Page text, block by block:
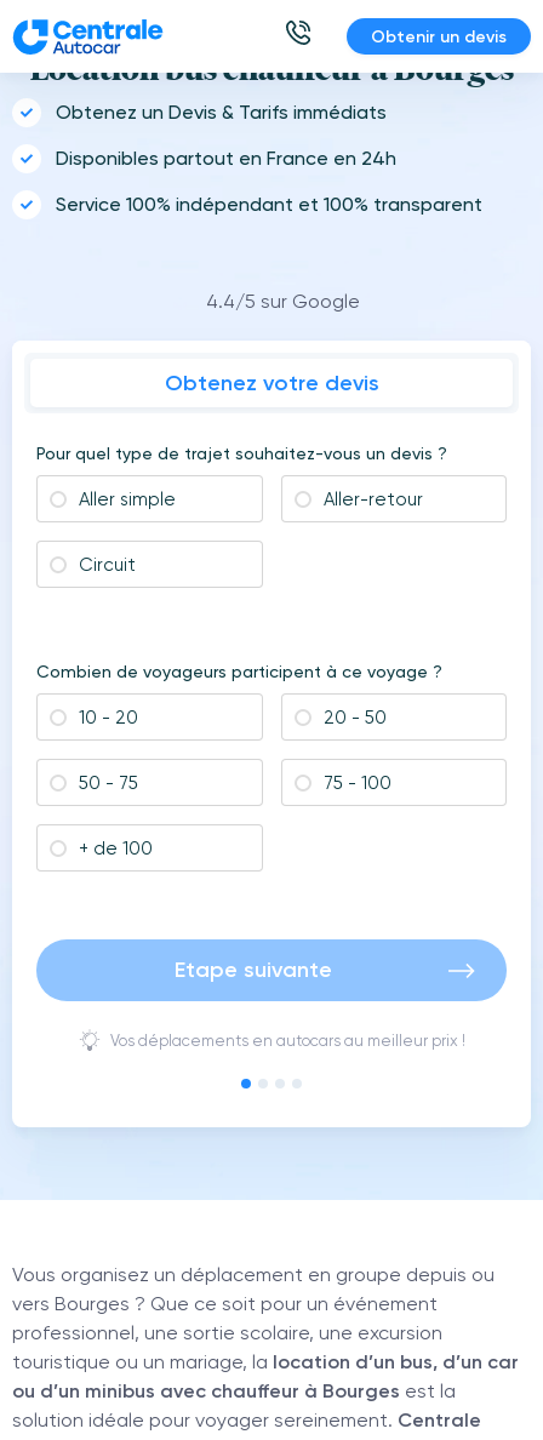
Aller
au
contenu
Obtenir un devis
Location bus chauffeur à Bourges
Obtenez un Devis & Tarifs immédiats
Disponibles partout en France en 24h
Service 100% indépendant et 100% transparent
4.4/5 sur Google
Obtenez votre devis
Pour quel type de trajet souhaitez-vous un devis ?
Aller simple Aller-retour
Circuit
Combien de voyageurs participent à ce voyage ?
10 - 20 20 - 50
50 - 75 75 - 100
+ de 100
Etape suivante
Vos déplacements en autocars au meilleur prix !
Vous organisez un déplacement en groupe depuis ou
vers Bourges ? Que ce soit pour un événement
professionnel, une sortie scolaire, une excursion
touristique ou un mariage, la location d’un bus, d’un car
ou d’un minibus avec chauffeur à Bourges est la
solution idéale pour voyager sereinement. Centrale